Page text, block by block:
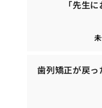
「先生
歯列矯正が戻っ